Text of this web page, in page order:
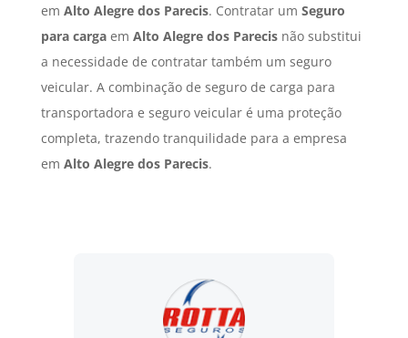
em Alto Alegre dos Parecis. Contratar um Seguro
para cargaem Alto Alegre dos Parecisnão substitui
a necessidade de contratar também um seguro
veicular. A combinação de seguro de carga para
transportadora e seguro veicular é uma proteção
completa, trazendo tranquilidade para a empresa
em Alto Alegre dos Parecis.